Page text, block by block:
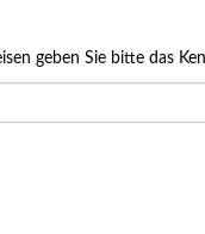
geben Sie bitte das
Zeitraum: